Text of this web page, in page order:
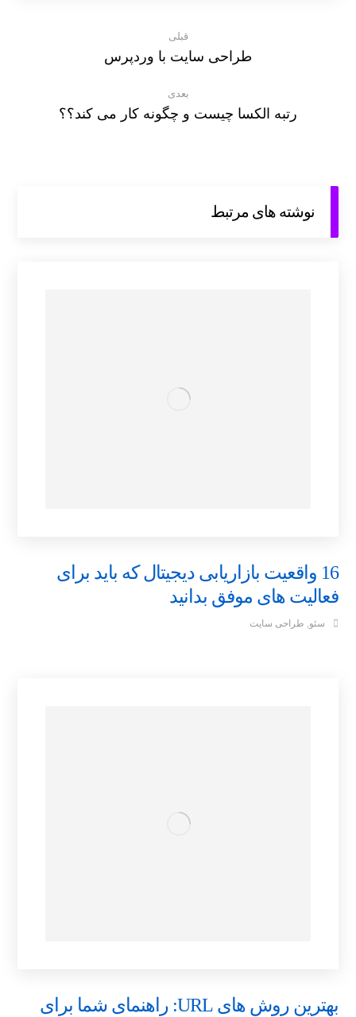
قبلی
طراحی سایت با وردپرس
بعدی
رتبه الکسا چیست و چگونه کار می کند؟؟
نوشته های مرتبط
16 واقعیت بازاریابی دیجیتال که باید برای
فعالیت های موفق بدانید
سئو طراحی سایت
بهترین روش های URL: راهنمای شما برای